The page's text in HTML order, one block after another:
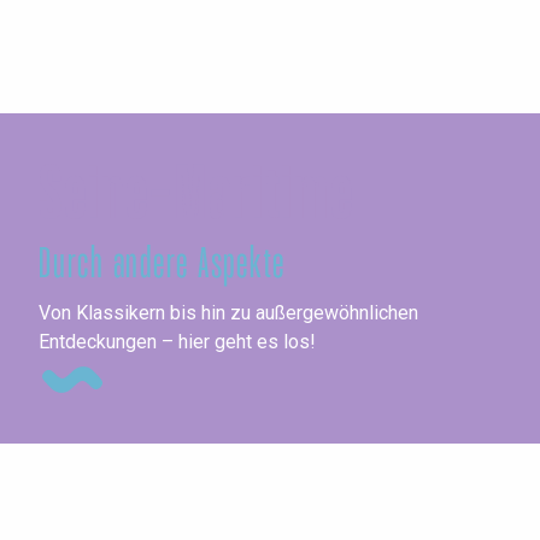
Durch andere Aspekte
Von Klassikern bis hin zu außergewöhnlichen
Entdeckungen – hier geht es los!